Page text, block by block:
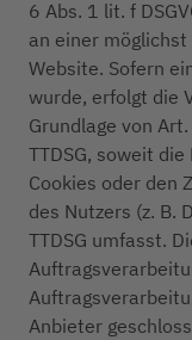
6 Abs. 1 lit. f
an einer
Website. Sofern
wurde, erfolgt die
Grundlage von
TTDSG, soweit
Cookies oder den
des Nutzers (z. B.
TTDSG umfasst.
Anbieter